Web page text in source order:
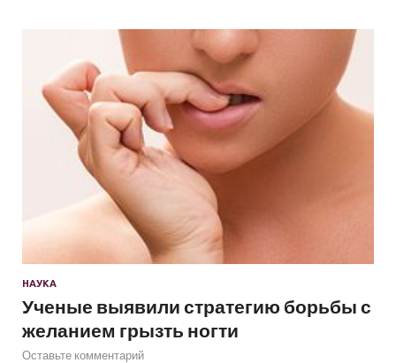
НАУКА
Ученые выявили стратегию борьбы с
желанием грызть ногти
Оставьте комментарий